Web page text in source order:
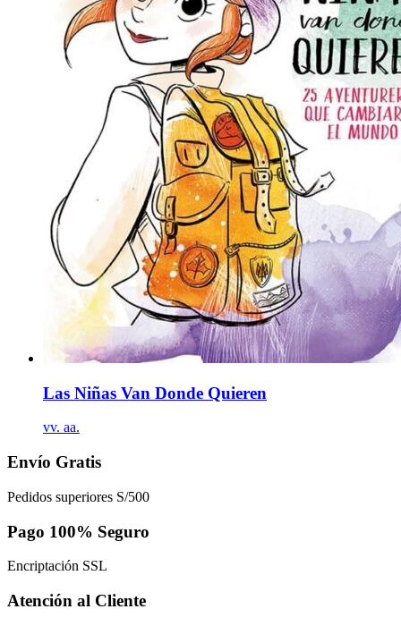
Las Niñas Van Donde Quieren
vv. aa.
Envío Gratis
Pedidos superiores S/500
Pago 100% Seguro
Encriptación SSL
Atención al Cliente